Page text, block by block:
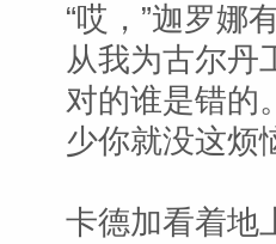
“哎，”迦罗娜
从我为古尔丹
对的谁是错的
少你就没这烦
卡德加看着地